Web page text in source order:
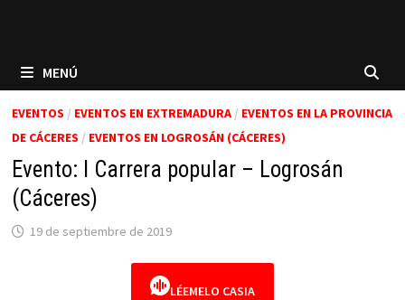
MENÚ
EVENTOS / EVENTOS EN EXTREMADURA/ EVENTOS EN LA PROVINCIA
DE CÁCERES / EVENTOS EN LOGROSÁN (CÁCERES)
Evento: I Carrera popular – Logrosán
(Cáceres)
19 de septiembre de 2019
LÉEMELO CASIA